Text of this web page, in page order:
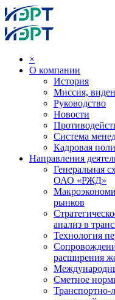
×
О компании
История
Миссия,
Руководство
Новости
Система
Кадровая
Направления
Генеральная
ОАО «РЖД»
рынков
анализ в
Технология
расширения
Сметное
Транспортно-